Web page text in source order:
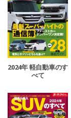
2024年 軽自動車のす
べて